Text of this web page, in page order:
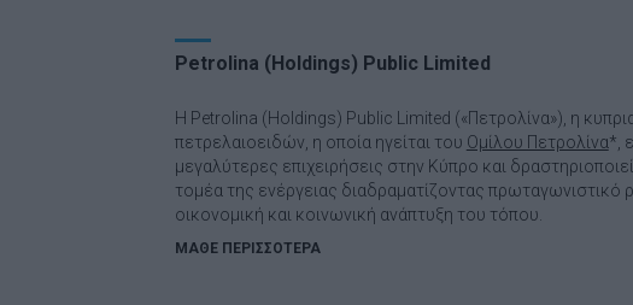
Petrolina (Holdings) Public Limited
Η Petrolina (Holdings) Public Limited («Πετρολίνα»), η
πετρελαιοειδών, η οποία ηγείται του Ομίλου Πετρολίνα*,
μεγαλύτερες επιχειρήσεις στην Κύπρο και
τομέα της ενέργειας διαδραματίζοντας πρωταγωνιστικό
οικονομική και κοινωνική ανάπτυξη του τόπου.
ΜΑΘΕ ΠΕΡΙΣΣΟΤΕΡΑ